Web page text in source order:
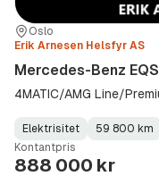
Sted:
Oslo
Forhandler:
Erik Arnesen Helsfyr AS
Mercedes-Benz
4MATIC/AMG Line/
Fuel
Type:
Elektrisitet
Kilometerstand:
59 800 km
Model
Year:
Gearbox
Type:
Kontantpris
888 000 kr